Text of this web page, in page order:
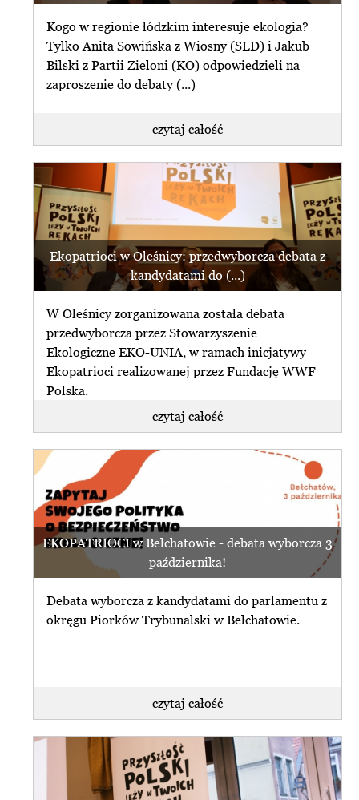
Kogo w regionie łódzkim interesuje ekologia?
Tylko Anita Sowińska z Wiosny (SLD) i Jakub
Bilski z Partii Zieloni (KO) odpowiedzieli na
zaproszenie do debaty (...)
czytaj całość
Ekopatrioci w Oleśnicy: przedwyborcza debata z
kandydatami do (...)
W Oleśnicy zorganizowana została debata
przedwyborcza przez Stowarzyszenie
Ekologiczne EKO-UNIA, w ramach inicjatywy
Ekopatrioci realizowanej przez Fundację WWF
Polska.
czytaj całość
EKOPATRIOCI w Bełchatowie - debata wyborcza 3
października!
Debata wyborcza z kandydatami do parlamentu z
okręgu Piorków Trybunalski w Bełchatowie.
czytaj całość